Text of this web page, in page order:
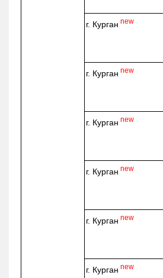
г. Курган new
г. Курган new
г. Курган new
г. Курган new
г. Курган new
г. Курган new